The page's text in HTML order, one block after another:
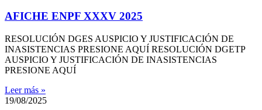
AFICHE ENPF XXXV 2025
RESOLUCIÓN DGES AUSPICIO Y JUSTIFICACIÓN DE
INASISTENCIAS PRESIONE AQUÍ RESOLUCIÓN DGETP
AUSPICIO Y JUSTIFICACIÓN DE INASISTENCIAS
PRESIONE AQUÍ
Leer más »
19/08/2025